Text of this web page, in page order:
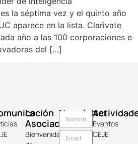
la séptima vez y el quinto año
aparece en la lista. Clarivate
año a las 100 corporaciones e
del […]
La
Asociación
Bienvenida
Eventos
CEJE
Newsletter